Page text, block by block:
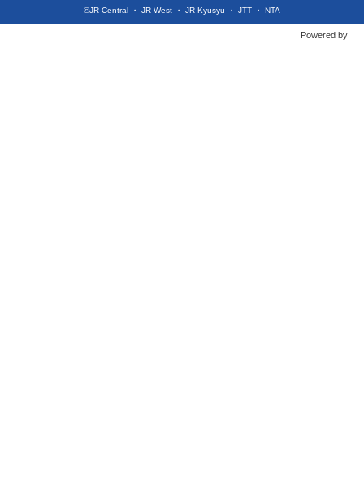
©JR Central ・ JR West ・ JR Kyusyu ・ JTT ・ NTA
Powered by